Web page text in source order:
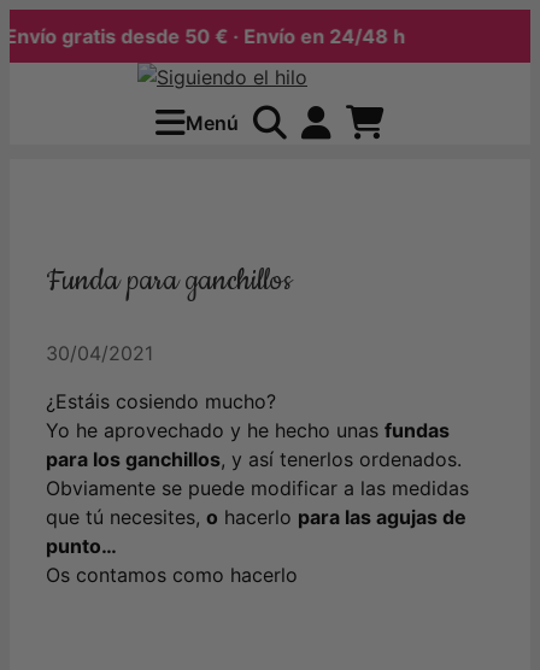
gratis desde 50 € · Envío en 24/48 h
Menú
Funda para ganchillos
30/04/2021
¿Estáis cosiendo mucho?
Yo he aprovechado y he hecho unas fundas
para los ganchillos, y así tenerlos ordenados.
Obviamente se puede modificar a las medidas
que tú necesites, o hacerlo para las agujas de
punto…
Os contamos como hacerlo